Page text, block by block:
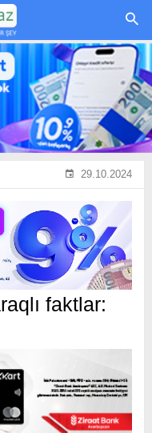
29.10.2024
faktlar: